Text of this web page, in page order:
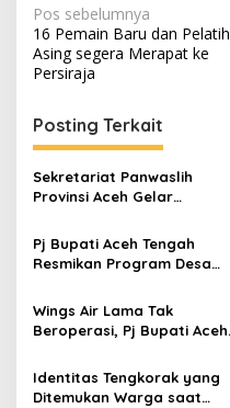
N
a
v
i
g
a
s
i
p
s
Pos sebelumnya
16 Pemain Baru dan Pelatih
Asing segera Merapat ke
Persiraja
Posting Terkait
Sekretariat Panwaslih
Provinsi Aceh Gelar
Pj Bupati Aceh Tengah
Resmikan Program Desa
Pemukiman Nosar
Wings Air Lama Tak
Beroperasi, Pj Bupati Aceh
Identitas Tengkorak yang
Ditemukan Warga saat